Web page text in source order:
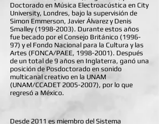
Doctorado en Música Electroacústica en City
University, Londres, bajo la supervisión de
Simon Emmerson, Javier Álvarez y Denis
Smalley(1998-2003). Durante estos años
fue becado por el Consejo Británico (1996-
97) y el Fondo Nacional para la Cultura y las
Artes (FONCA/PAEE, 1998-2001). Después
de un total de 9 años en Inglaterra, ganó una
posición de Posdoctorado en sonido
multicanal creativo en la UNAM
(UNAM/CCADET 2005-2007), por lo que
regresó a México.
Desde 2011 es miembro del Sistema